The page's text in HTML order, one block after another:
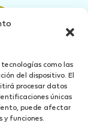
tecnologías como las
del dispositivo. El
procesar datos
únicas
puede afectar
y funciones.